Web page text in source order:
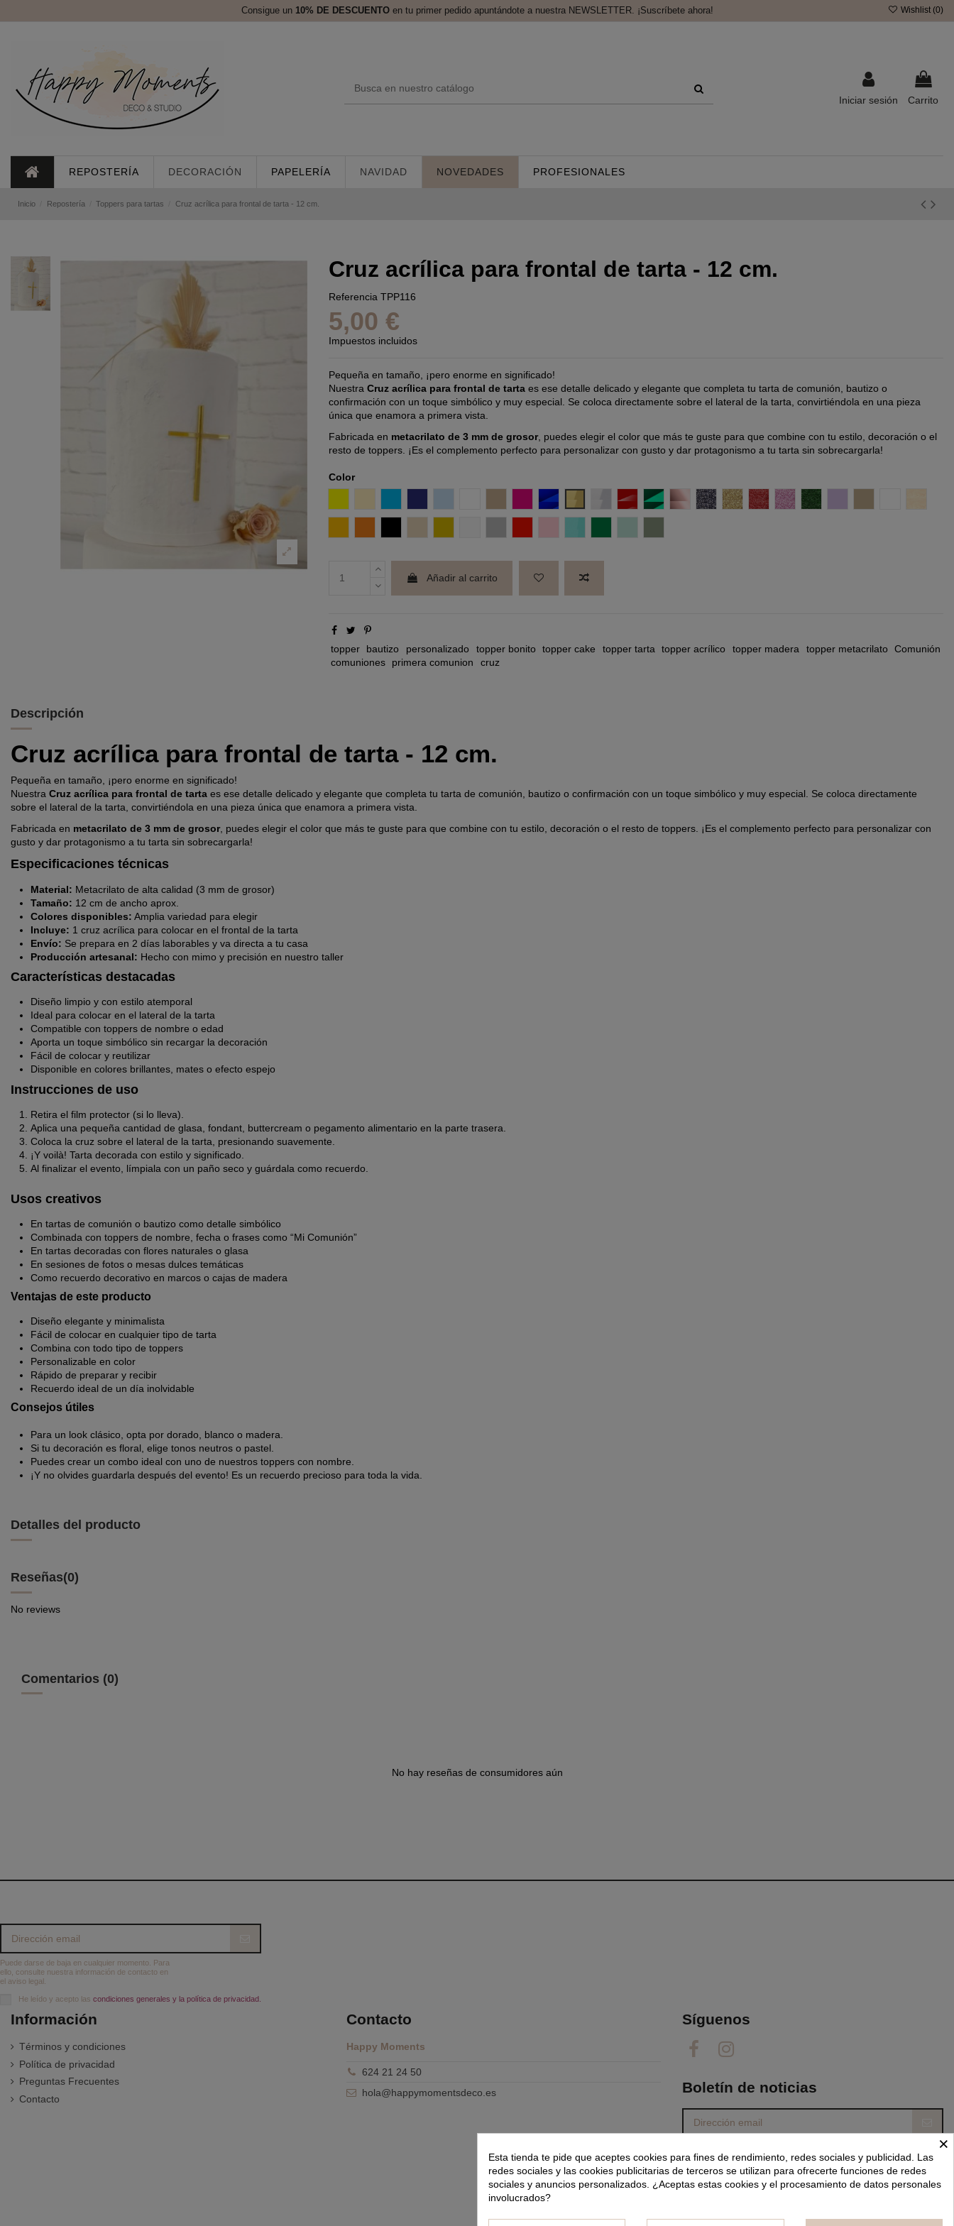
Consigue un 10% DE DESCUENTOen tu primer pedido apuntándote a nuestra NEWSLETTER. ¡Suscríbete ahora! Wishlist (0)
Iniciar sesión Carrito
REPOSTERÍA DECORACIÓN PAPELERÍA NAVIDAD NOVEDADES PROFESIONALES
Inicio Repostería Toppers para tartas Cruz acrílica para frontal de tarta - 12 cm.
Cruz acrílica para frontal de tarta - 12 cm.
Referencia TPP116
5,00 €
Impuestos incluidos
Pequeña en tamaño, ¡pero enorme en significado!
Nuestra Cruz acrílica para frontal de tartaes ese detalle delicado y elegante que completa tu tarta de comunión, bautizo o
confirmación con un toque simbólico y muy especial. Se coloca directamente sobre el lateral de la tarta, convirtiéndola en una pieza
única que enamora a primera vista.
Fabricada en metacrilato de 3 mm de grosor, puedes elegir el color que más te guste para que combine con tu estilo, decoración o el
resto de toppers. ¡Es el complemento perfecto para personalizar con gusto y dar protagonismo a tu tarta sin sobrecargarla!
Color
FucsiaEfecto espejo Azul
Efecto espejo Oro
Efecto espejo Plata
Efecto espejo Rojo
Efecto espejo Verde
Efecto espejo oro rosado
Glitter negro
Glitter OroGlitter RojoGlitter RosaGlitter Verde
Añadir al carrito
topper bautizo personalizado topper bonito topper cake topper tarta topper acrílico topper madera topper metacrilato
Comunión
comuniones
primera comunion cruz
Descripción
Cruz acrílica para frontal de tarta - 12 cm.
Pequeña en tamaño, ¡pero enorme en significado!
Nuestra Cruz acrílica para frontal de tarta es ese detalle delicado y elegante que completa tu tarta de comunión, bautizo o confirmación con un toque simbólico y muy especial. Se coloca directamente
sobre el lateral de la tarta, convirtiéndola en una pieza única que enamora a primera vista.
Fabricada en metacrilato de 3 mm de grosor, puedes elegir el color que más te guste para que combine con tu estilo, decoración o el resto de toppers. ¡Es el complemento perfecto para personalizar con
gusto y dar protagonismo a tu tarta sin sobrecargarla!
Especificaciones técnicas
Material: Metacrilato de alta calidad (3 mm de grosor)
Tamaño: 12 cm de ancho aprox.
Colores disponibles: Amplia variedad para elegir
Incluye: 1 cruz acrílica para colocar en el frontal de la tarta
Envío: Se prepara en 2 días laborables y va directa a tu casa
Producción artesanal: Hecho con mimo y precisión en nuestro taller
Características destacadas
Diseño limpio y con estilo atemporal
Ideal para colocar en el lateral de la tarta
Compatible con toppers de nombre o edad
Aporta un toque simbólico sin recargar la decoración
Fácil de colocar y reutilizar
Disponible en colores brillantes, mates o efecto espejo
Instrucciones de uso
Retira el film protector (si lo lleva).
Aplica una pequeña cantidad de glasa, fondant, buttercream o pegamento alimentario en la parte trasera.
Coloca la cruz sobre el lateral de la tarta, presionando suavemente.
¡Y voilà! Tarta decorada con estilo y significado.
Al finalizar el evento, límpiala con un paño seco y guárdala como recuerdo.
Usos creativos
En tartas de comunión o bautizo como detalle simbólico
Combinada con toppers de nombre, fecha o frases como “Mi Comunión”
En tartas decoradas con flores naturales o glasa
En sesiones de fotos o mesas dulces temáticas
Como recuerdo decorativo en marcos o cajas de madera
Ventajas de este producto
Diseño elegante y minimalista
Fácil de colocar en cualquier tipo de tarta
Combina con todo tipo de toppers
Personalizable en color
Rápido de preparar y recibir
Recuerdo ideal de un día inolvidable
Consejos útiles
Para un look clásico, opta por dorado, blanco o madera.
Si tu decoración es floral, elige tonos neutros o pastel.
Puedes crear un combo ideal con uno de nuestros toppers con nombre.
¡Y no olvides guardarla después del evento! Es un recuerdo precioso para toda la vida.
Detalles del producto
Reseñas(0)
No reviews
Comentarios (0)
No hay reseñas de consumidores aún
Puede darse de baja en cualquier momento. Para
ello, consulte nuestra información de contacto en
el aviso legal.
He leído y acepto las condiciones generales y la política de privacidad.
Información
Términos y condiciones
Política de privacidad
Preguntas Frecuentes
Contacto
Contacto
Happy Moments
624 21 24 50
hola@happymomentsdeco.es
Síguenos
Boletín de noticias
ello, consulte nuestra información de contacto en
He leído y acepto lascondiciones generales y la política de privacidad.
×
Esta tienda te pide que aceptes cookies para fines de rendimiento, redes sociales y publicidad. Las
redes sociales y las cookies publicitarias de terceros se utilizan para ofrecerte funciones de redes
sociales y anuncios personalizados. ¿Aceptas estas cookies y el procesamiento de datos personales
involucrados?